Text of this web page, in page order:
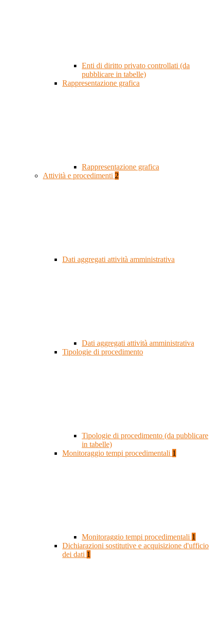
Enti di diritto privato controllati (da
pubblicare in tabelle)
Rappresentazione grafica
Rappresentazione grafica
Attività e procedimenti 2
Dati aggregati attività amministrativa
Dati aggregati attività amministrativa
Tipologie di procedimento
Tipologie di procedimento (da pubblicare
in tabelle)
Monitoraggio tempi procedimentali 1
Monitoraggio tempi procedimentali 1
Dichiarazioni sostitutive e acquisizione d'ufficio
dei dati 1